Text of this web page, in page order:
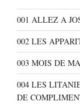
001 ALLEZ A
002 LES
003 MOIS DE
004 LES
DE